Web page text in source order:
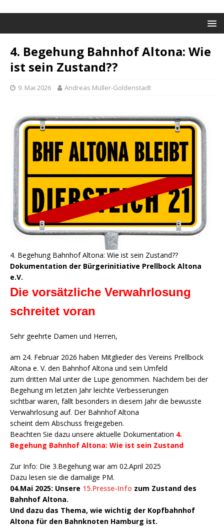
4. Begehung Bahnhof Altona: Wie
ist sein Zustand??
9. Mai 2026 Andreas Müller-Goldenstadt
4. Begehung Bahnhof Altona: Wie ist sein Zustand??
Dokumentation der Bürgerinitiative Prellbock Altona
e.V.
Die vorsätzliche Verwahrlosung
schreitet voran
Sehr geehrte Damen und Herren,
am 24. Februar 2026 haben Mitglieder des Vereins Prellbock
Altona e. V. den Bahnhof Altona und sein Umfeld
zum dritten Mal unter die Lupe genommen. Nachdem bei der
Begehung im letzten Jahr leichte Verbesserungen
sichtbar waren, fällt besonders in diesem Jahr die bewusste
Verwahrlosung auf. Der Bahnhof Altona
scheint dem Abschuss freigegeben.
Beachten Sie dazu unsere aktuelle Dokumentation 4.
Begehung Bahnhof Altona: Wie ist sein Zustand
Zur Info: Die 3.Begehung war am 02.April 2025
Dazu lesen sie die damalige PM.
04.Mai 2025: Unsere 15.Presse-Info zum Zustand des
Bahnhof Altona.
Und dazu das Thema, wie wichtig der Kopfbahnhof
Altona für den Bahnknoten Hamburg ist.